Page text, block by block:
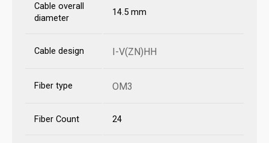
Cable overall
diameter
14.5 mm
Cable design I-V(ZN)HH
Fiber type OM3
Fiber Count 24